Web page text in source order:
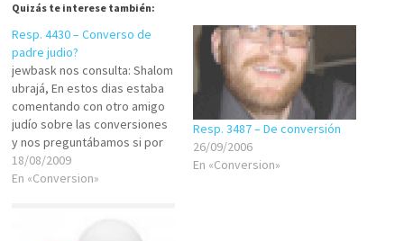
Quizás te interese también:
Resp. 4430 – Converso de
padre judio?
jewbask nos consulta: Shalom
ubrajá, En estos dias estaba
comentando con otro amigo
judío sobre las conversiones
y nos preguntábamos si por
ejemplo, una persona cuyo
padre es judío pero su madre
el nombre de Yosef, puede
18/08/2009
En «Conversion»
Resp. 3487 – De conversión
26/09/2006
En «Conversion»